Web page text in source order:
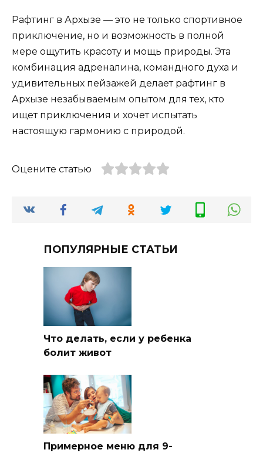
Рафтинг в Архызе — это не только спортивное
приключение, но и возможность в полной
мере ощутить красоту и мощь природы. Эта
комбинация адреналина, командного духа и
удивительных пейзажей делает рафтинг в
Архызе незабываемым опытом для тех, кто
ищет приключения и хочет испытать
настоящую гармонию с природой.
Оцените статью
ПОПУЛЯРНЫЕ СТАТЬИ
Что делать, если у ребенка
болит живот
Примерное меню для 9-